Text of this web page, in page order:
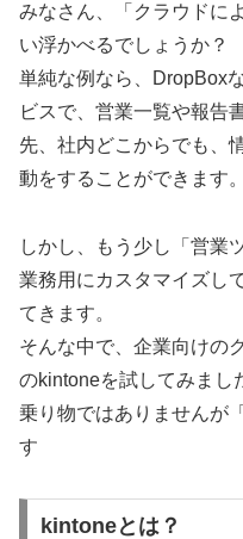
みなさん、「クラウドに
い浮かべるでしょうか？
単純な例なら、DropBox
ビスで、営業一覧や報告
先、社内どこからでも、
動をすることができます。
しかし、もう少し「営業
業務用にカスタマイズし
てきます。
そんな中で、企業向けの
のkintoneを試してみまし
乗り物ではありませんが
す
kintoneとは？